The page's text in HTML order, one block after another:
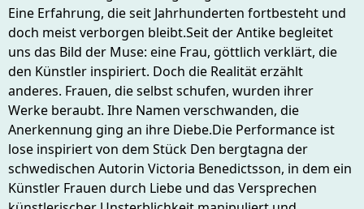
Eine Erfahrung, die seit Jahrhunderten fortbesteht und
doch meist verborgen bleibt.Seit der Antike begleitet
uns das Bild der Muse: eine Frau, göttlich verklärt, die
den Künstler inspiriert. Doch die Realität erzählt
anderes. Frauen, die selbst schufen, wurden ihrer
Werke beraubt. Ihre Namen verschwanden, die
Anerkennung ging an ihre Diebe.Die Performance ist
lose inspiriert von dem Stück Den bergtagna der
schwedischen Autorin Victoria Benedictsson, in dem ein
Künstler Frauen durch Liebe und das Versprechen